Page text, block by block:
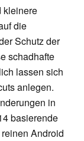
kleinere
die
Schutz der
schadhafte
lassen sich
anlegen.
in
basierende
Android